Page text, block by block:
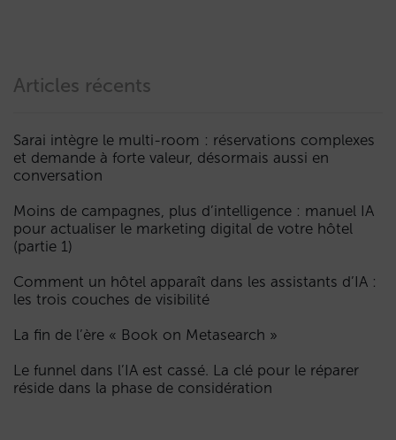
Articles récents
Sarai intègre le multi-room : réservations complexes
et demande à forte valeur, désormais aussi en
conversation
Moins de campagnes, plus d’intelligence : manuel IA
pour actualiser le marketing digital de votre hôtel
(partie 1)
Comment un hôtel apparaît dans les assistants d’IA :
les trois couches de visibilité
La fin de l’ère « Book on Metasearch »
Le funnel dans l’IA est cassé. La clé pour le réparer
réside dans la phase de considération